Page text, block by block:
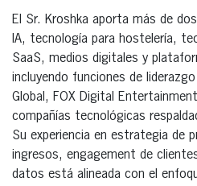
El Sr. Kroshka aporta más de
IA, tecnología para hostelería,
SaaS, medios digitales y
incluyendo funciones de
Global, FOX Digital
compañías tecnológicas
Su experiencia en estrategia de
ingresos, engagement de
datos está alineada con el